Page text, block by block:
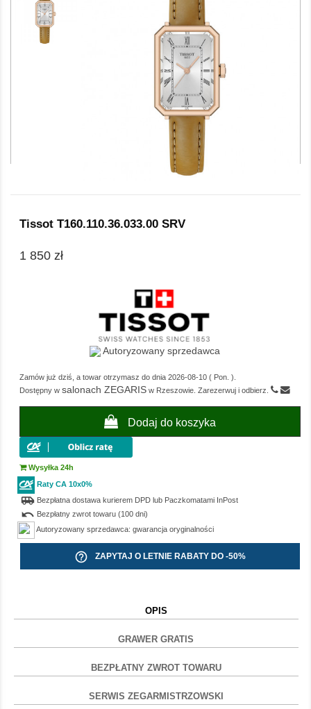
Tissot T160.110.36.033.00 SRV
1 850 zł
Autoryzowany sprzedawca
Zamów już dziś, a towar otrzymasz do dnia 2026-08-10 (Pon. ).
Dostępny w salonach ZEGARISw Rzeszowie. Zarezerwuj i odbierz.
Dodaj do koszyka
Wysyłka 24h
Raty CA 10x0%
airport_shuttleBezpłatna dostawa kurierem DPD lub Paczkomatami InPost
undo Bezpłatny zwrot towaru (100 dni)
Autoryzowany sprzedawca: gwarancja oryginalności
help_outline ZAPYTAJ O LETNIE RABATY DO -50%
OPIS
GRAWER GRATIS
BEZPŁATNY ZWROT TOWARU
SERWIS ZEGARMISTRZOWSKI